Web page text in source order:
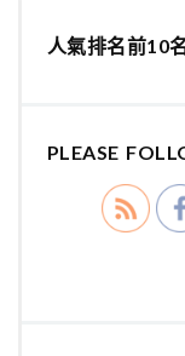
人氣排名前10
PLEASE